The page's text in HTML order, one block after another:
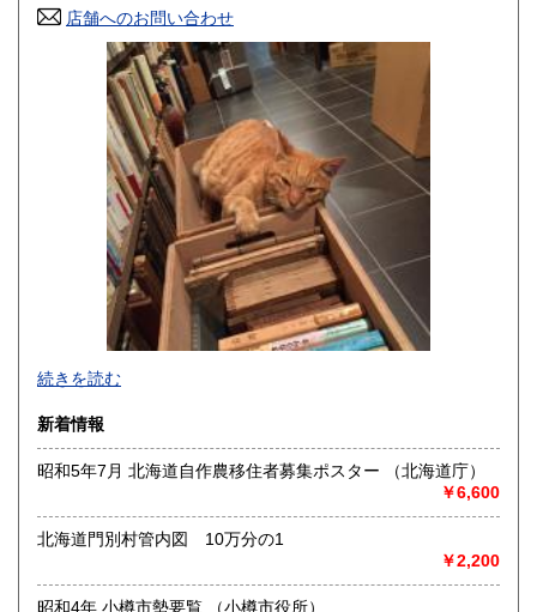
高知県 200円
200円 長崎県
200円 大分県
200円 鹿児島県
200円
店舗へのお問い合わせ
事務所営業です(店舗はございません)。
て管理しており、登録住所にはございません。また電話、ハ
ガキ、FAXでのご注文、ご質問等はお受けできません。ご了
承ください。
●対面での販売、お渡しはおこなっておりません●
●土・日・祝休&不定休●
続きを読む
新着情報
昭和5年7月 北海道自作農移住者募集ポスター （北海道庁）
￥6,600
北海道門別村管内図 10万分の1
￥2,200
昭和4年 小樽市勢要覧 （小樽市役所）